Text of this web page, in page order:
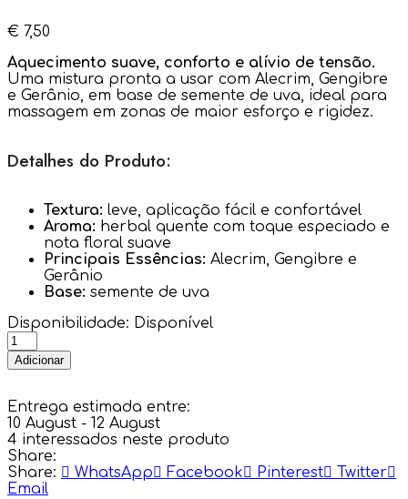
€ 7,50
Aquecimento suave, conforto e alívio de tensão.
Uma mistura pronta a usar com Alecrim, Gengibre
e Gerânio, em base de semente de uva, ideal para
massagem em zonas de maior esforço e rigidez.
Detalhes do Produto:
Textura: leve, aplicação fácil e confortável
Aroma: herbal quente com toque especiado e
nota floral suave
Principais Essências: Alecrim, Gengibre e
Gerânio
Base: semente de uva
Disponibilidade: Disponível
Adicionar
Entrega estimada entre:
10 August - 12 August
4 interessados neste produto
Share:
Share:
WhatsApp Facebook Pinterest
Twitter
Email